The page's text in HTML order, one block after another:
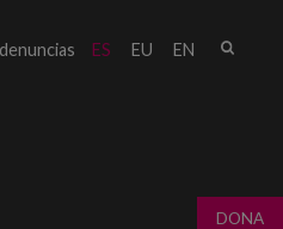
ES EU EN
DONA